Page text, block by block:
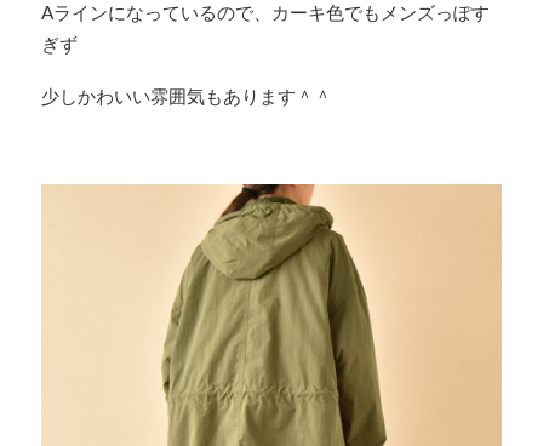
Aラインになっているので、カーキ色でもメンズっぽす
ぎず
少しかわいい雰囲気もあります＾＾